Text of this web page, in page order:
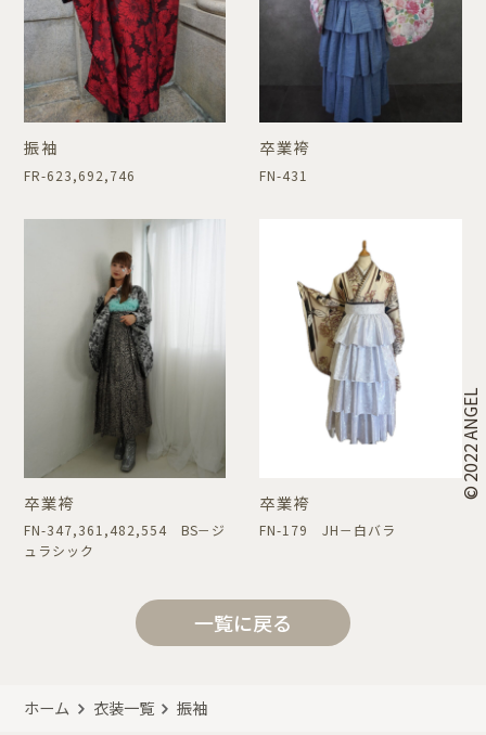
振袖
FR-623,692,746
卒業袴
FN-431
卒業袴
FN-347,361,482,554 BS－ジ
ュラシック
卒業袴
FN-179 JH－白バラ
一覧に戻る
ホーム 衣装一覧 振袖
© 2022 ANGEL